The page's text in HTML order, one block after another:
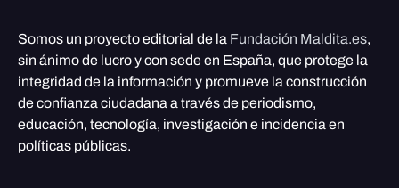
Somos un proyecto editorial de la Fundación Maldita.es,
sin ánimo de lucro y con sede en España, que protege la
integridad de la información y promueve la construcción
de confianza ciudadana a través de periodismo,
educación, tecnología, investigación e incidencia en
políticas públicas.